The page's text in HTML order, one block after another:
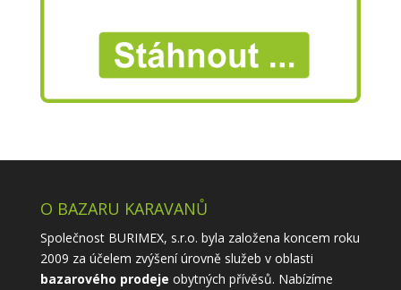
O BAZARU KARAVANŮ
Společnost BURIMEX, s.r.o. byla založena koncem roku
2009 za účelem zvýšení úrovně služeb v oblasti
bazarového prodeje obytných přívěsů. Nabízíme